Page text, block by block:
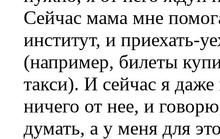
Сейчас мама мне
институт, и приехать-
(например, билеты
такси). И сейчас я
ничего от нее, и
думать, а у меня для